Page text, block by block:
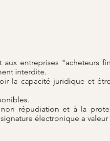
aux entreprises "acheteurs
interdite.
la capacité juridique et
répudiation et à la
électronique a valeur